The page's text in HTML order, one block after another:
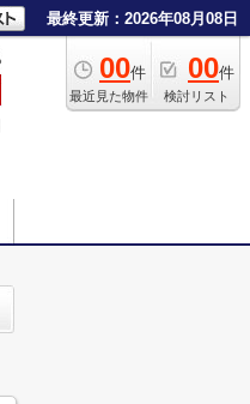
最終更新：2026年08月08日
00件
最近見た物件
00件
検討リスト